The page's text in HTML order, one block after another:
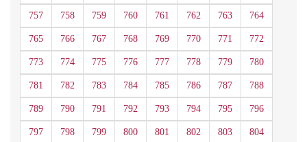
757 758 759 760 761 762 763 764
765 766 767 768 769 770 771 772
773 774 775 776 777 778 779 780
781 782 783 784 785 786 787 788
789 790 791 792 793 794 795 796
797 798 799 800 801 802 803 804